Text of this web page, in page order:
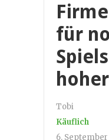
für
Tobi
Käuflich
6. September